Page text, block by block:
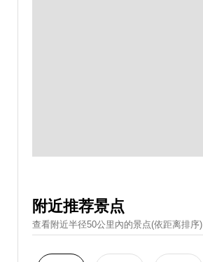
附近推荐景点
查看附近半径50公里內的景点(依距离排序)